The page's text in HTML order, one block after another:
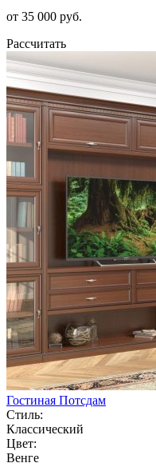
от 35 000 руб.
Рассчитать
Гостиная Потсдам
Стиль:
Классический
Цвет:
Венге